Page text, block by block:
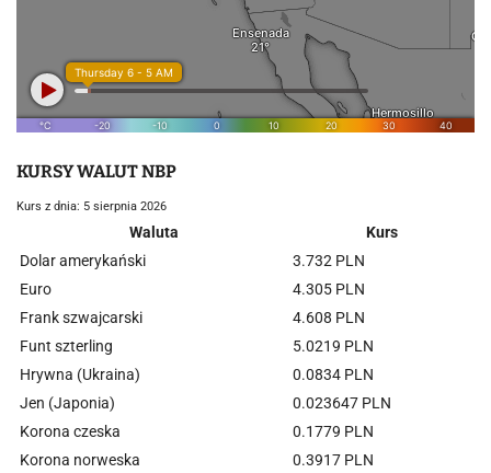
KURSY WALUT NBP
Kurs z dnia: 5 sierpnia 2026
Waluta
Kurs
Dolar amerykański
3.732 PLN
Euro
4.305 PLN
Frank szwajcarski
4.608 PLN
Funt szterling
5.0219 PLN
Hrywna (Ukraina)
0.0834 PLN
Jen (Japonia)
0.023647 PLN
Korona czeska
0.1779 PLN
Korona norweska
0.3917 PLN